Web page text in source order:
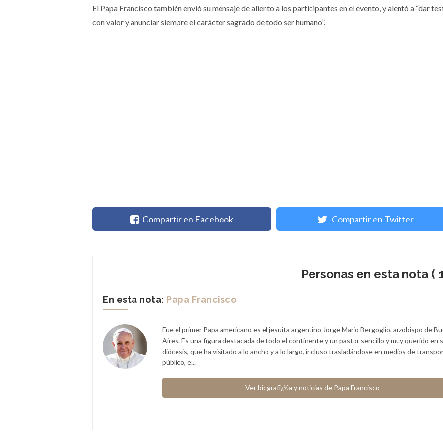
El Papa Francisco también envió su mensaje de aliento a los participantes en el evento, y alentó a “dar
con valor y anunciar siempre el carácter sagrado de todo ser humano”.
Compartir en Facebook Compartir en Twitter
Personas en esta nota (
En esta nota: Papa Francisco
Fue el primer Papa americano es el jesuita argentino Jorge Mario Bergoglio, arzobispo de
Aires. Es una figura destacada de todo el continente y un pastor sencillo y muy querido en
diócesis, que ha visitado a lo ancho y a lo largo, incluso trasladándose en medios de
público, e...
Ver biografï¿½a y noticias de Papa Francisco